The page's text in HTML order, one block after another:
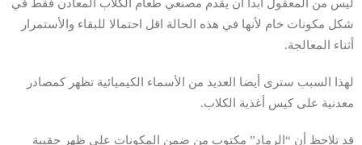
ليس من المعقول ابدا أن يقدم مصنعي طعام الكلاب المعادن فقط في
شكل مكونات خام لأنها في هذه الحالة اقل احتمالا للبقاء والأستمرار
أثناء المعالجة.
لهذا السبب سترى أيضا العديد من الأسماء الكيميائية تظهر كمصادر
معدنية على كيس أغذية الكلاب.
قد تلاحظ أن “الرماد” مكتوب من ضمن المكونات على ظهر حقيبة